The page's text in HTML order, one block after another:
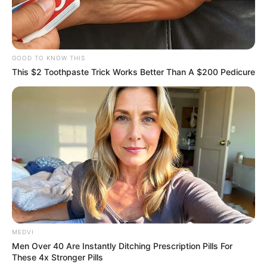
οδηγηθεί στην αρμόδια εισαγγελική αρχή.
GOOD TO KNOW THIS
This $2 Toothpaste Trick Works Better Than A $200 Pedicure
MEDVI
Men Over 40 Are Instantly Ditching Prescription Pills For
These 4x Stronger Pills